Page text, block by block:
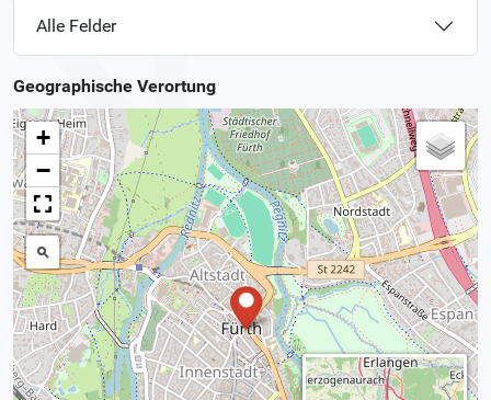
Alle Felder
Geographische Verortung
+
−